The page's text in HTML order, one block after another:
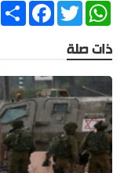
ShareFacebookTwitter
WhatsApp
ذات صلة